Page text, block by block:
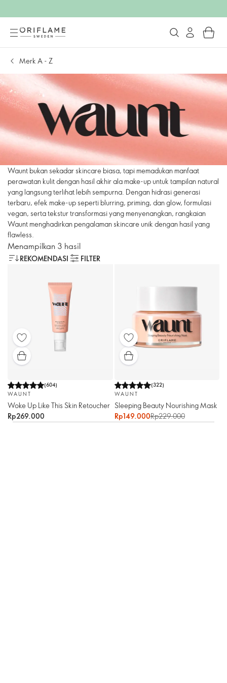
Merk A - Z
Waunt bukan sekadar skincare biasa, tapi memadukan manfaat
perawatan kulit dengan hasil akhir ala make-up untuk tampilan natural
yang langsung terlihat lebih sempurna. Dengan hidrasi generasi
terbaru, efek make-up seperti blurring, priming, dan glow, formulasi
vegan, serta tekstur transformasi yang menyenangkan, rangkaian
Waunt menghadirkan pengalaman skincare unik dengan hasil yang
flawless.
Menampilkan 3 hasil
REKOMENDASI FILTER
(604)
WAUNT
Woke Up Like This Skin Retoucher
Rp269.000
(322)
WAUNT
Sleeping Beauty Nourishing Mask
Rp149.000Rp229.000